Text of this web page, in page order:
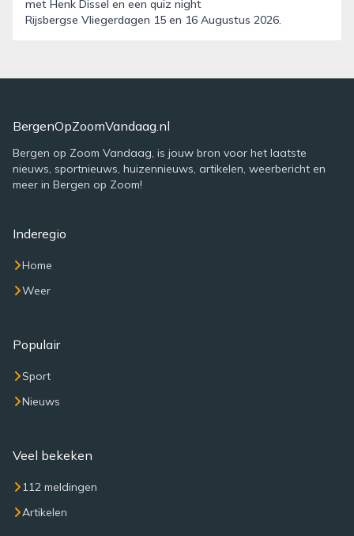
met Henk Dissel en een quiz night
Rijsbergse Vliegerdagen 15 en 16 Augustus 2026.
BergenOpZoomVandaag.nl
Bergen op Zoom Vandaag, is jouw bron voor het laatste
nieuws, sportnieuws, huizennieuws, artikelen, weerbericht en
meer in Bergen op Zoom!
Inderegio
Home
Weer
Populair
Sport
Nieuws
Veel bekeken
112 meldingen
Artikelen